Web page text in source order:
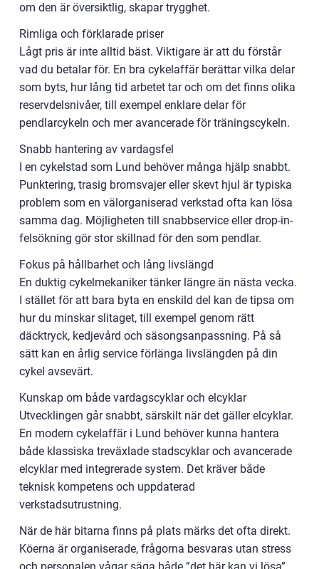
om den är översiktlig, skapar trygghet.
Rimliga och förklarade priser
Lågt pris är inte alltid bäst. Viktigare är att du förstår
vad du betalar för. En bra cykelaffär berättar vilka delar
som byts, hur lång tid arbetet tar och om det finns olika
reservdelsnivåer, till exempel enklare delar för
pendlarcykeln och mer avancerade för träningscykeln.
Snabb hantering av vardagsfel
I en cykelstad som Lund behöver många hjälp snabbt.
Punktering, trasig bromsvajer eller skevt hjul är typiska
problem som en välorganiserad verkstad ofta kan lösa
samma dag. Möjligheten till snabbservice eller drop-in-
felsökning gör stor skillnad för den som pendlar.
Fokus på hållbarhet och lång livslängd
En duktig cykelmekaniker tänker längre än nästa vecka.
I stället för att bara byta en enskild del kan de tipsa om
hur du minskar slitaget, till exempel genom rätt
däcktryck, kedjevård och säsongsanpassning. På så
sätt kan en årlig service förlänga livslängden på din
cykel avsevärt.
Kunskap om både vardagscyklar och elcyklar
Utvecklingen går snabbt, särskilt när det gäller elcyklar.
En modern cykelaffär i Lund behöver kunna hantera
både klassiska treväxlade stadscyklar och avancerade
elcyklar med integrerade system. Det kräver både
teknisk kompetens och uppdaterad
verkstadsutrustning.
När de här bitarna finns på plats märks det ofta direkt.
Köerna är organiserade, frågorna besvaras utan stress